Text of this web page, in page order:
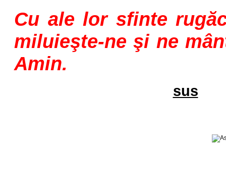
Cu ale lor sfinte
miluieşte-ne şi ne
Amin.
sus